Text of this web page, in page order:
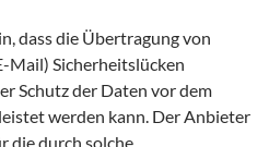
dass die Übertragung von
Mail) Sicherheitslücken
Schutz der Daten vor dem
werden kann. Der Anbieter
die durch solche